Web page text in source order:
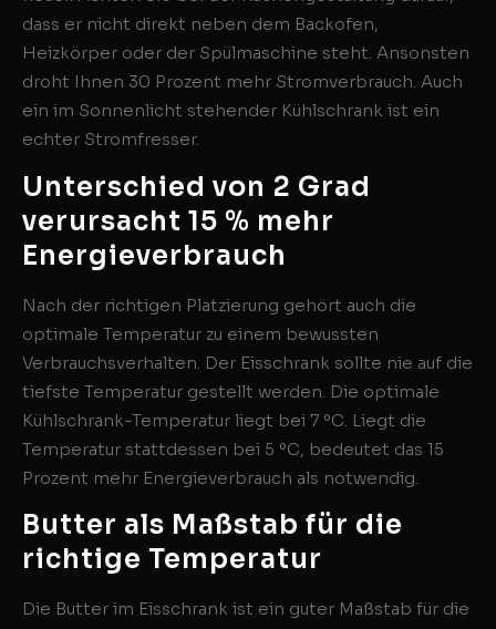
dass er nicht direkt neben dem Backofen,
Heizkörper oder der Spülmaschine steht. Ansonsten
droht Ihnen 30 Prozent mehr Stromverbrauch. Auch
ein im Sonnenlicht stehender Kühlschrank ist ein
echter Stromfresser.
Unterschied von 2 Grad
verursacht 15 % mehr
Energieverbrauch
Nach der richtigen Platzierung gehört auch die
optimale Temperatur zu einem bewussten
Verbrauchsverhalten. Der Eisschrank sollte nie auf die
tiefste Temperatur gestellt werden. Die optimale
Kühlschrank-Temperatur liegt bei 7 ºC. Liegt die
Temperatur stattdessen bei 5 ºC, bedeutet das 15
Prozent mehr Energieverbrauch als notwendig.
Butter als Maßstab für die
richtige Temperatur
Die Butter im Eisschrank ist ein guter Maßstab für die